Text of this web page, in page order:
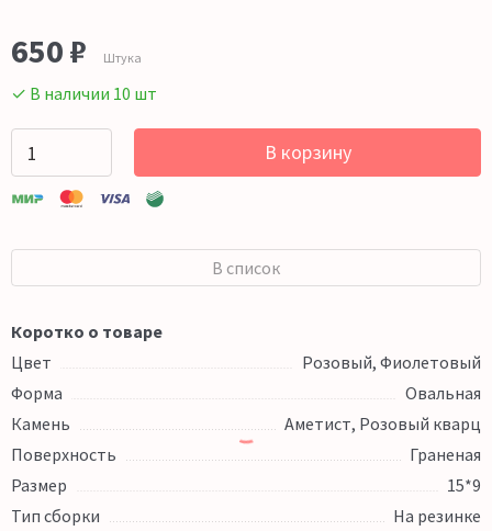
650 ₽ Штука
✓ В наличии 10 шт
В корзину
В список
Коротко о товаре
Цвет
Розовый, Фиолетовый
Форма
Овальная
Камень
Аметист, Розовый кварц
Поверхность
Граненая
Размер
15*9
Тип сборки
На резинке